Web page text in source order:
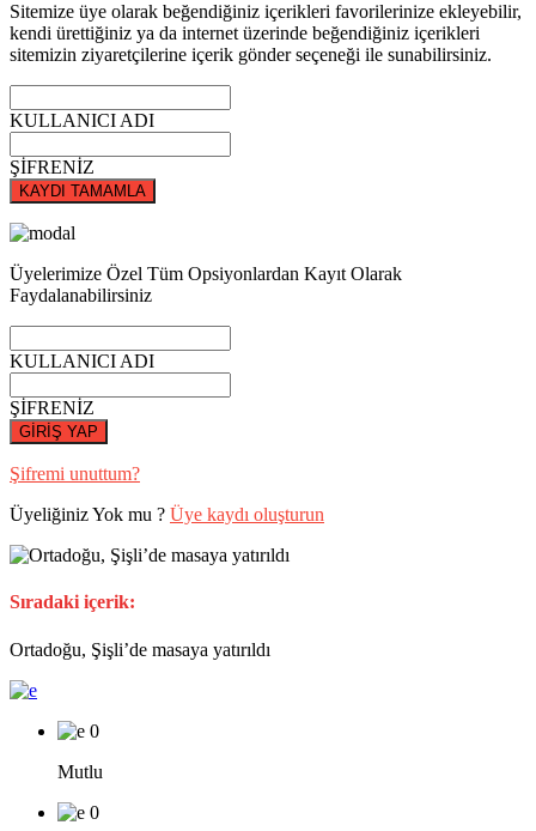
Sitemize üye olarak beğendiğiniz içerikleri favorilerinize ekleyebilir,
kendi ürettiğiniz ya da internet üzerinde beğendiğiniz içerikleri
sitemizin ziyaretçilerine içerik gönder seçeneği ile sunabilirsiniz.
KULLANICI ADI
ŞİFRENİZ
KAYDI TAMAMLA
Üyelerimize Özel Tüm Opsiyonlardan Kayıt Olarak
Faydalanabilirsiniz
KULLANICI ADI
ŞİFRENİZ
GİRİŞ YAP
Şifremi unuttum?
Üyeliğiniz Yok mu ? Üye kaydı oluşturun
Sıradaki içerik:
Ortadoğu, Şişli’de masaya yatırıldı
0
Mutlu
0